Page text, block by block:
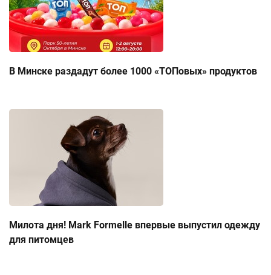
В Минске раздадут более 1000 «ТОПовых» продуктов
Милота дня! Mark Formelle впервые выпустил одежду
для питомцев